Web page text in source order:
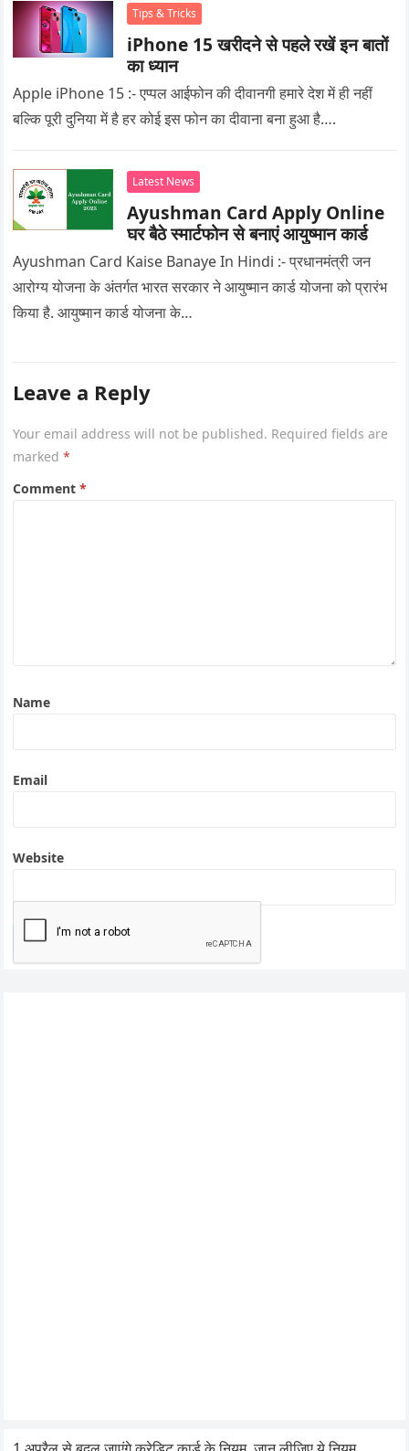
Tips & Tricks
iPhone 15 खरीदने से पहले रखें इन बातों
का ध्यान
Apple iPhone 15 :- एप्पल आईफोन की दीवानगी हमारे देश में ही नहीं
बल्कि पूरी दुनिया में है हर कोई इस फोन का दीवाना बना हुआ है….
Latest News
Ayushman Card Apply Online
घर बैठे स्मार्टफोन से बनाएं आयुष्मान कार्ड
Ayushman Card Kaise Banaye In Hindi :- प्रधानमंत्री जन
आरोग्य योजना के अंतर्गत भारत सरकार ने आयुष्मान कार्ड योजना को प्रारंभ
किया है. आयुष्मान कार्ड योजना के…
Leave a Reply
Your email address will not be published. Required fields are
marked*
Comment*
Name
Email
Website